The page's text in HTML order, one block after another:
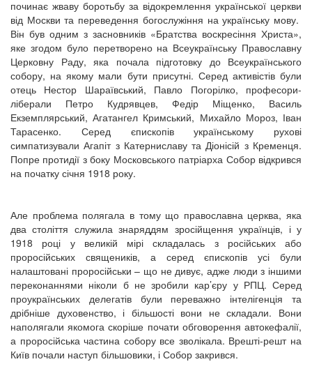
починає жваву боротьбу за відокремлення української церкви
від Москви та переведення богослужіння на українську мову.
Він був одним з засновників «Братства воскресіння Христа»,
яке згодом було перетворено на Всеукраїнську Православну
Церковну Раду, яка почала підготовку до Всеукраїнського
собору, на якому мали бути присутні. Серед активістів були
отець Нестор Шараївський, Павло Погорілко, професори-
ліберали Петро Кудрявцев, Федір Міщенко, Василь
Екземплярський, Агатангел Кримський, Михайло Мороз, Іван
Тарасенко. Серед єпископів українському рухові
симпатизували Агапіт з Катерниславу та Діонісій з Кременця.
Попре протидії з боку Московського патріарха Собор відкрився
на початку січня 1918 року.
Але проблема полягала в тому що православна церква, яка
два століття служила знаряддям зросійщення українців, і у
1918 році у великій мірі складалась з російських або
проросійських священиків, а серед єпископів усі були
налаштовані проросійськи – що не дивує, адже люди з іншими
переконаннями ніколи б не зробили кар’єру у РПЦ. Серед
проукраїнських делегатів були переважно інтелігенція та
дрібніше духовенство, і більшості вони не складали. Вони
наполягали якомога скоріше почати обговорення автокефалії,
а проросійська частина собору все зволікала. Врешті-решт на
Київ почали наступ більшовики, і Собор закрився.